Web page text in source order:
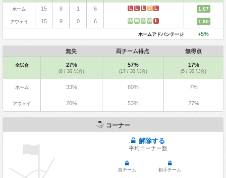
ホーム 15 8 1 6 L L L D L 1.67
アウェイ 15 9 0 6 W W W W L 1.80
ホームアドバンテージ +5%
無失 両チーム得点 無得点
全試合 27%
(8 / 30 試合)
57%
(17 / 30 試合)
17%
(5 / 30 試合)
ホーム 33% 60% 7%
アウェイ 20% 53% 27%
コーナー
解除する
平均コーナー数
自チーム
相手チーム